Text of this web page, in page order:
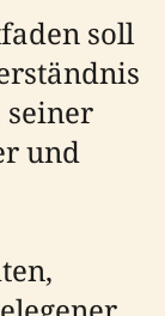
soll
seiner
und